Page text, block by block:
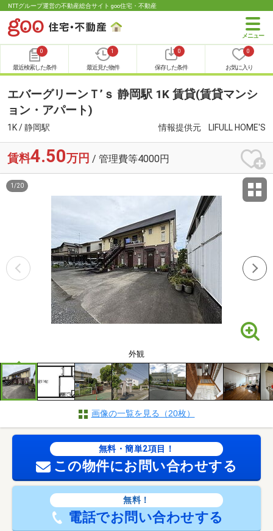
NTTグループ運営の不動産総合サイト goo住宅・不動産
0
最近検索した条件
1
最近見た物件
0
保存した条件
0
お気に入り
エバーグリーンＴ’ｓ 静岡駅 1K 賃貸(賃貸マンシ
ョン・アパート)
1K / 静岡駅 情報提供元 LIFULL HOME'S
賃料4.50万円 / 管理費等4000円
外観
1 /20
画像の一覧を見る（20枚）
無料・簡単2項目！
この物件にお問い合わせする
無料！
電話でお問い合わせする